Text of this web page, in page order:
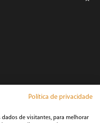
Política de privacidade
dados de visitantes, para melhorar